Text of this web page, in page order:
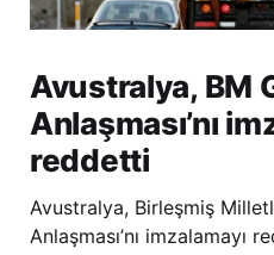
Avustralya, BM
Anlaşması’nı
reddetti
Avustralya, Birleşmiş
Anlaşması’nı imzalamayı